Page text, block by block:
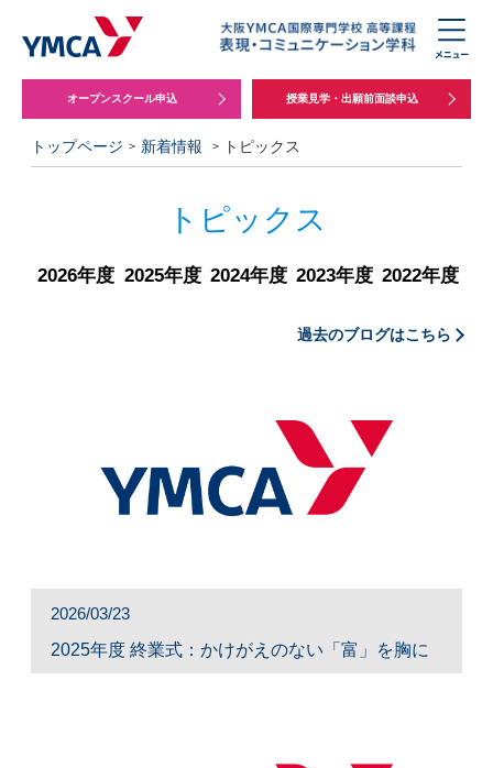
オープンスクール申込 授業見学・出願前面談申込
トップページ 新着情報 トピックス
トピックス
2026年度 2025年度 2024年度 2023年度 2022年度
過去のブログはこちら
2026/03/23
2025年度 終業式：かけがえのない「富」を胸に